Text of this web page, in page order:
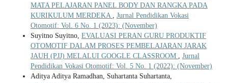
MATA PELAJARAN PANEL BODY DAN RANGKA PADA
KURIKULUM MERDEKA , Jurnal Pendidikan Vokasi
Otomotif: Vol. 6 No. 1 (2023): (November)
Suyitno Suyitno, EVALUASI PERAN GURU PRODUKTIF
OTOMOTIF DALAM PROSES PEMBELAJARAN JARAK
JAUH (PJJ) MELALUI GOOGLE CLASSROOM , Jurnal
Pendidikan Vokasi Otomotif: Vol. 5 No. 1 (2022): (November)
Aditya Aditya Ramadhan, Suhartanta Suhartanta,